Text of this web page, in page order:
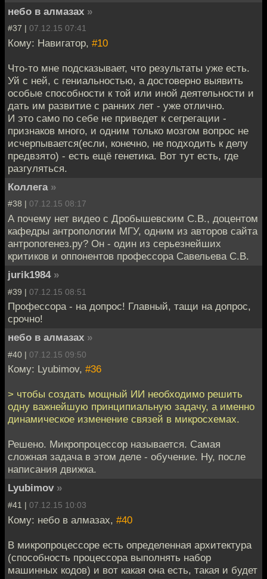
небо в алмазах »
#37 | 07.12.15 07:41
Кому: Навигатор, #10
Что-то мне подсказывает, что результаты уже есть.
Уй с ней, с гениальностью, а достоверно выявить
особые способности к той или иной деятельности и
дать им развитие с ранних лет - уже отлично.
И это само по себе не приведет к сегрегации -
признаков много, и одним только мозгом вопрос не
исчерпывается(если, конечно, не подходить к делу
предвзято) - есть ещё генетика. Вот тут есть, где
разгуляться.
Коллега »
#38 | 07.12.15 08:17
А почему нет видео с Дробышевским С.В., доцентом
кафедры антропологии МГУ, одним из авторов сайта
антропогенез.ру? Он - один из серьезнейших
критиков и оппонентов профессора Савельева С.В.
jurik1984 »
#39 | 07.12.15 08:51
Профессора - на допрос! Главный, тащи на допрос,
срочно!
небо в алмазах »
#40 | 07.12.15 09:50
Кому: Lyubimov, #36
> чтобы создать мощный ИИ необходимо решить
одну важнейшую принципиальную задачу, а именно
динамическое изменение связей в микросхемах.
Решено. Микропроцессор называется. Самая
сложная задача в этом деле - обучение. Ну, после
написания движка.
Lyubimov »
#41 | 07.12.15 10:03
Кому: небо в алмазах, #40
В микропроцессоре есть определенная архитектура
(способность процессора выполнять набор
машинных кодов) и вот какая она есть, такая и будет